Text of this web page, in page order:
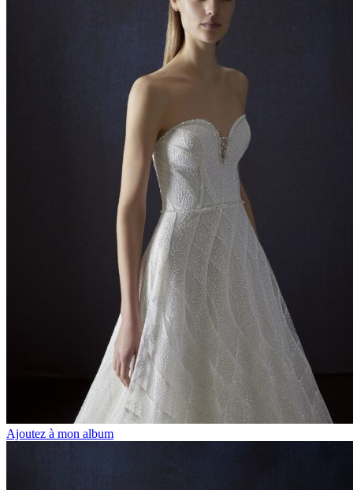
Ajoutez à mon album